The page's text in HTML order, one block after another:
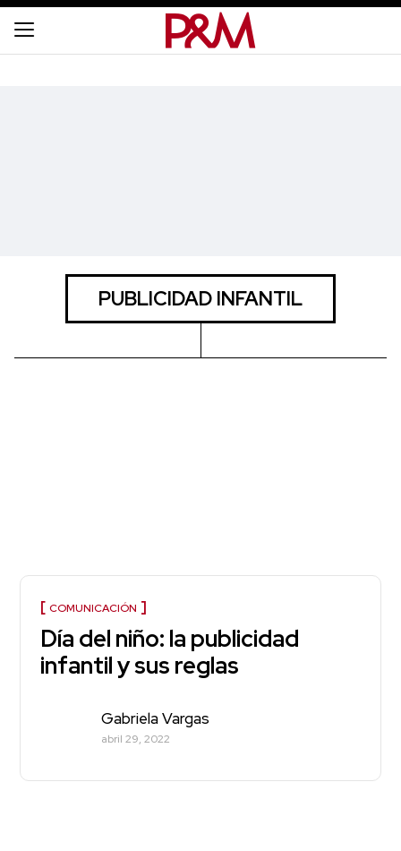
PUBLICIDAD INFANTIL
COMUNICACIÓN
Día del niño: la publicidad
infantil y sus reglas
Gabriela Vargas
abril 29, 2022